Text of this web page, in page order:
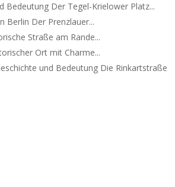
Bedeutung Der Tegel-Krielower Platz...
Berlin Der Prenzlauer...
Straße am Rande...
Ort mit Charme...
und Bedeutung Die Rinkartstraße